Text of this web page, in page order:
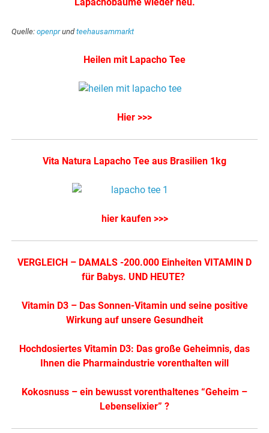
Quelle:openprundteehausammarkt
Heilen mit Lapacho Tee
Hier >>>
Vita Natura Lapacho Tee aus Brasilien 1kg
hier kaufen >>>
VERGLEICH – DAMALS -200.000 Einheiten VITAMIN D
für Babys. UND HEUTE?
Vitamin D3 – Das Sonnen-Vitamin und seine positive
Wirkung auf unsere Gesundheit
Hochdosiertes Vitamin D3: Das große Geheimnis, das
Ihnen die Pharmaindustrie vorenthalten will
Kokosnuss – ein bewusst vorenthaltenes “Geheim –
Lebenselixier” ?